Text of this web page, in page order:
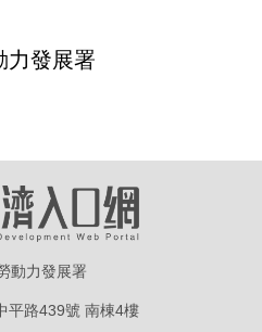
力發展署
動力發展署
平路439號 南棟4樓